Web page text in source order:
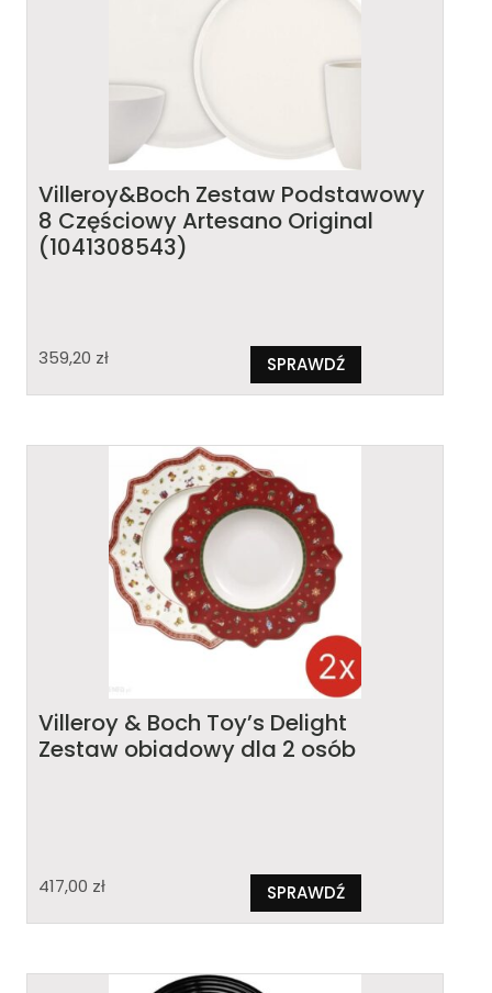
Villeroy&Boch Zestaw Podstawowy
8 Częściowy Artesano Original
(1041308543)
359,20 zł SPRAWDŹ
Villeroy & Boch Toy’s Delight
Zestaw obiadowy dla 2 osób
417,00 zł SPRAWDŹ